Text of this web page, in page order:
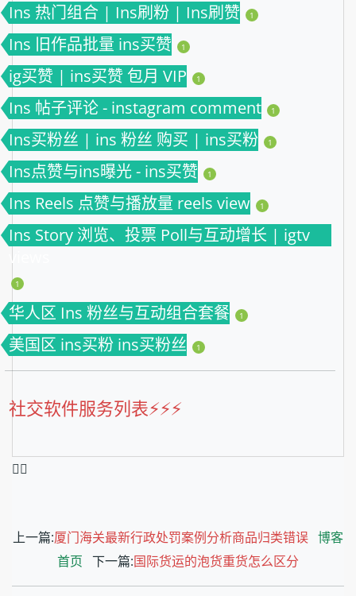
Ins 热门组合 | Ins刷粉 | Ins刷赞 1
Ins 旧作品批量 ins买赞 1
ig买赞 | ins买赞 包月 VIP 1
Ins 帖子评论 - instagram comment 1
Ins买粉丝 | ins 粉丝 购买 | ins买粉 1
Ins点赞与ins曝光 - ins买赞 1
Ins Reels 点赞与播放量 reels view 1
Ins Story 浏览、投票 Poll与互动增长 | igtv
views
1
华人区 Ins 粉丝与互动组合套餐 1
美国区 ins买粉 ins买粉丝 1
社交软件服务列表⚡️⚡️⚡️
❤️‍🔥
上一篇:厦门海关最新行政处罚案例分析商品归类错误 博客
首页 下一篇:国际货运的泡货重货怎么区分